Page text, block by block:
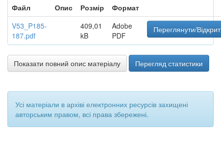
Файл
Опис Розмір
Формат
V53_P185-
187.pdf
409,01
kB
Adobe
PDF
Переглянути/
Показати повний опис матеріалу Перегляд статистики
Усі матеріали в архіві електронних ресурсів захищені
авторським правом, всі права збережені.